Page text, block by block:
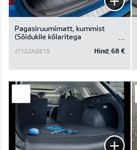
Pagasiruumimatt, kummist
(Sõidukile kõlaritega
J7122ADE15 Hind: 68 €